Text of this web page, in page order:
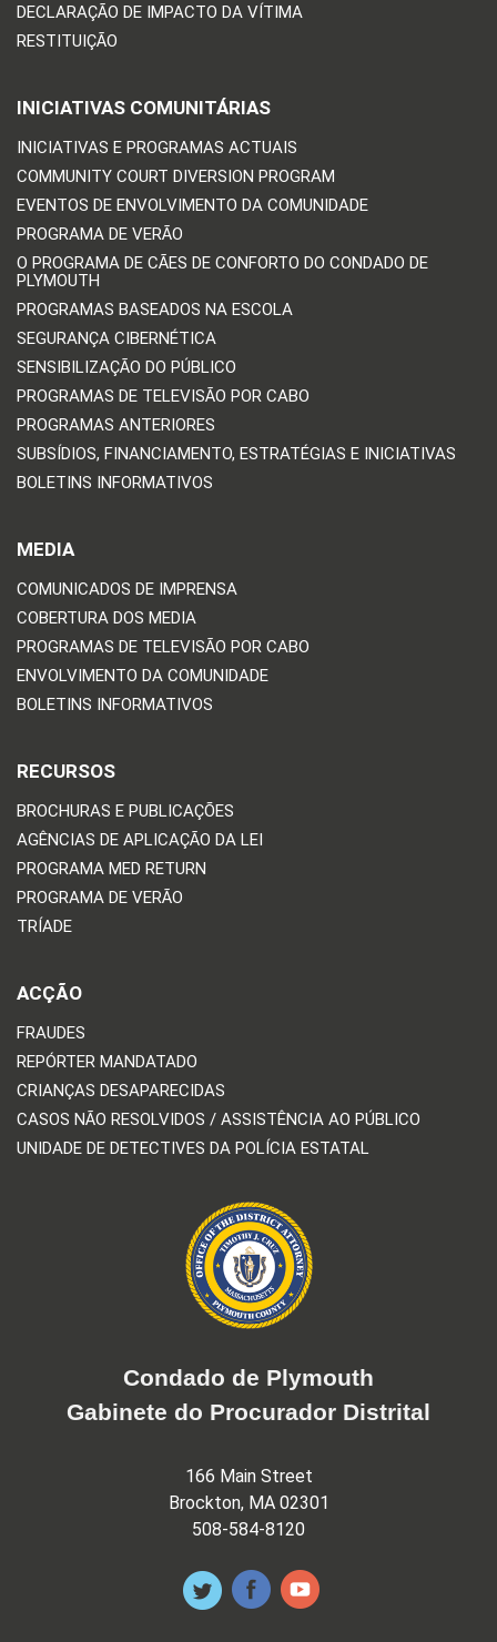
DECLARAÇÃO DE IMPACTO DA VÍTIMA
RESTITUIÇÃO
INICIATIVAS COMUNITÁRIAS
INICIATIVAS E PROGRAMAS ACTUAIS
COMMUNITY COURT DIVERSION PROGRAM
EVENTOS DE ENVOLVIMENTO DA COMUNIDADE
PROGRAMA DE VERÃO
O PROGRAMA DE CÃES DE CONFORTO DO CONDADO DE
PLYMOUTH
PROGRAMAS BASEADOS NA ESCOLA
SEGURANÇA CIBERNÉTICA
SENSIBILIZAÇÃO DO PÚBLICO
PROGRAMAS DE TELEVISÃO POR CABO
PROGRAMAS ANTERIORES
SUBSÍDIOS, FINANCIAMENTO, ESTRATÉGIAS E INICIATIVAS
BOLETINS INFORMATIVOS
MEDIA
COMUNICADOS DE IMPRENSA
COBERTURA DOS MEDIA
PROGRAMAS DE TELEVISÃO POR CABO
ENVOLVIMENTO DA COMUNIDADE
BOLETINS INFORMATIVOS
RECURSOS
BROCHURAS E PUBLICAÇÕES
AGÊNCIAS DE APLICAÇÃO DA LEI
PROGRAMA MED RETURN
PROGRAMA DE VERÃO
TRÍADE
ACÇÃO
FRAUDES
REPÓRTER MANDATADO
CRIANÇAS DESAPARECIDAS
CASOS NÃO RESOLVIDOS / ASSISTÊNCIA AO PÚBLICO
UNIDADE DE DETECTIVES DA POLÍCIA ESTATAL
Condado de Plymouth
Gabinete do Procurador Distrital
166 Main Street
Brockton, MA 02301
508-584-8120